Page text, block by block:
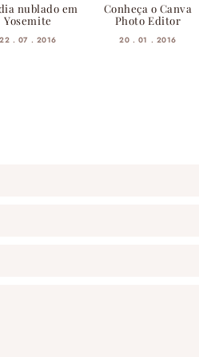
nublado em
Yosemite
22 . 07 . 2016
Conheça o Canva
Photo Editor
20 . 01 . 2016